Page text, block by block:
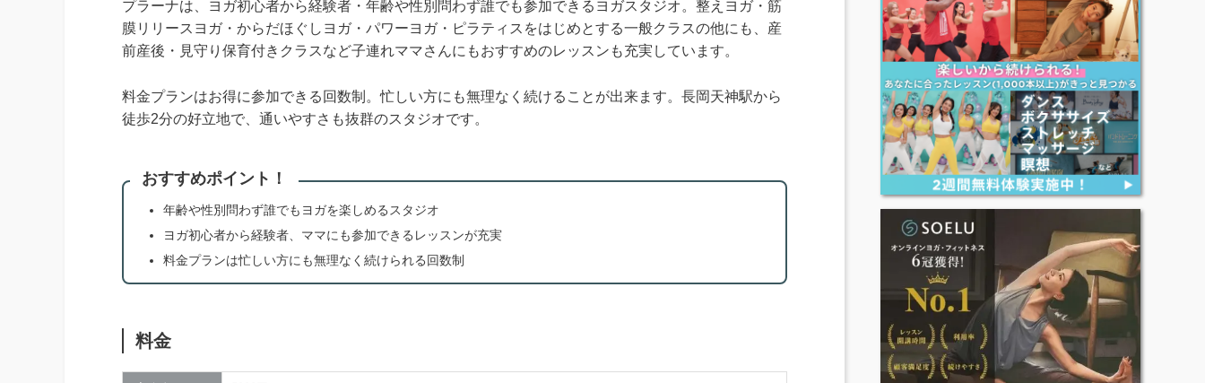
プラーナは、ヨガ初心者から経験者・年齢や性別問わず誰でも参加できるヨガスタジオ。整えヨガ・筋
膜リリースヨガ・からだほぐしヨガ・パワーヨガ・ピラティスをはじめとする一般クラスの他にも、産
前産後・見守り保育付きクラスなど子連れママさんにもおすすめのレッスンも充実しています。
料金プランはお得に参加できる回数制。忙しい方にも無理なく続けることが出来ます。長岡天神駅から
徒歩2分の好立地で、通いやすさも抜群のスタジオです。
おすすめポイント！
年齢や性別問わず誰でもヨガを楽しめるスタジオ
ヨガ初心者から経験者、ママにも参加できるレッスンが充実
料金プランは忙しい方にも無理なく続けられる回数制
料金